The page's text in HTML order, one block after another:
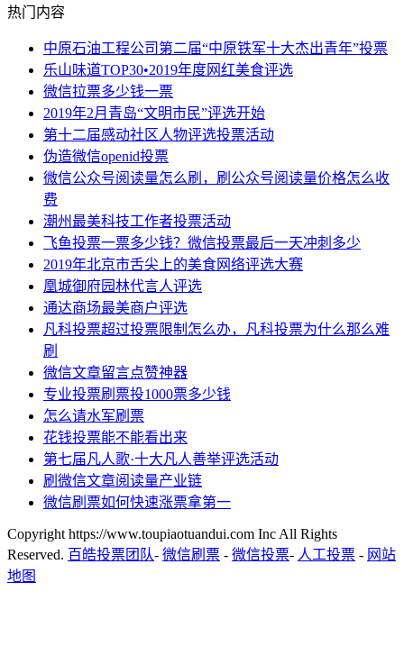
热门内容
中原石油工程公司第二届“中原铁军十大杰出青年”投票
乐山味道TOP30•2019年度网红美食评选
微信拉票多少钱一票
2019年2月青岛“文明市民”评选开始
第十二届感动社区人物评选投票活动
伪造微信openid投票
微信公众号阅读量怎么刷，刷公众号阅读量价格怎么收
费
潮州最美科技工作者投票活动
飞鱼投票一票多少钱？微信投票最后一天冲刺多少
2019年北京市舌尖上的美食网络评选大赛
凰城御府园林代言人评选
通达商场最美商户评选
凡科投票超过投票限制怎么办，凡科投票为什么那么难
刷
微信文章留言点赞神器
专业投票刷票投1000票多少钱
怎么请水军刷票
花钱投票能不能看出来
第七届凡人歌·十大凡人善举评选活动
刷微信文章阅读量产业链
微信刷票如何快速涨票拿第一
Copyright https://www.toupiaotuandui.com Inc All Rights
Reserved. 百皓投票团队- 微信刷票 - 微信投票- 人工投票 - 网站
地图